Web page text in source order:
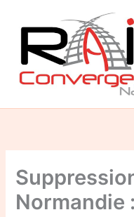
contenu
Normandie